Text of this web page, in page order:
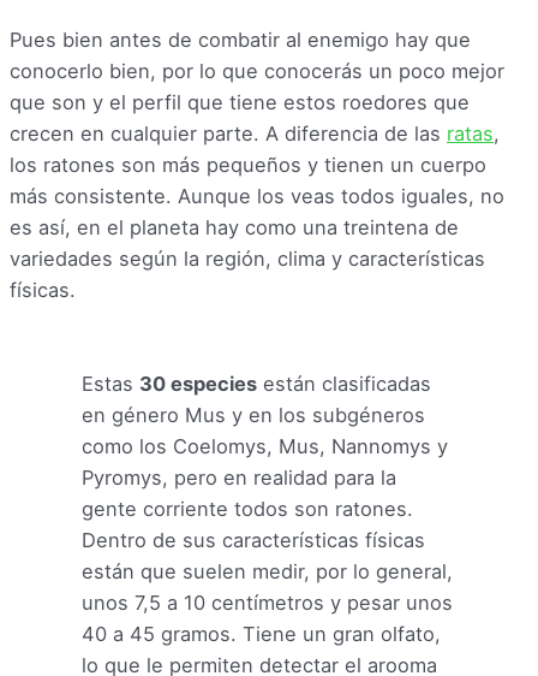
Pues bien antes de combatir al enemigo hay que
conocerlo bien, por lo que conocerás un poco mejor
que son y el perfil que tiene estos roedores que
crecen en cualquier parte. A diferencia de las ratas,
los ratones son más pequeños y tienen un cuerpo
más consistente. Aunque los veas todos iguales, no
es así, en el planeta hay como una treintena de
variedades según la región, clima y características
físicas.
Estas 30 especiesestán clasificadas
en género Mus y en los subgéneros
como los Coelomys, Mus, Nannomys y
Pyromys, pero en realidad para la
gente corriente todos son ratones.
Dentro de sus características físicas
están que suelen medir, por lo general,
unos 7,5 a 10 centímetros y pesar unos
40 a 45 gramos. Tiene un gran olfato,
lo que le permiten detectar el arooma